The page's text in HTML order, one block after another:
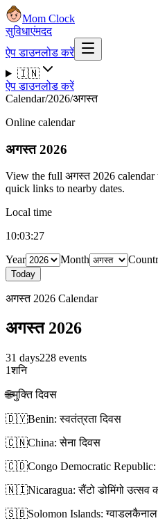
Mom Clock
सुविधाएंमदद
ऐप डाउनलोड करें
🇮🇳
ऐप डाउनलोड करें
Calendar/2026/अगस्त
Online calendar
अगस्त 2026
View the full अगस्त 2026 calendar
quick links to nearby dates.
Local time
10:03:28
Year
Month
Today
अगस्त 2026 Calendar
अगस्त 2026
31 days228 events
1शनि
🌐मुक्ति दिवस
🇩🇾Benin: स्वतंत्रता दिवस
🇨🇳China: सेना दिवस
🇨🇩Congo Democratic Republic:
🇳🇮Nicaragua: सैंटो डोमिंगो
🇸🇧Solomon Islands: ग्वाडलकैनाल